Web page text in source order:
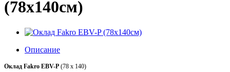
(78x140см)
Описание
Оклад Fakro EBV-P (78 x 140)